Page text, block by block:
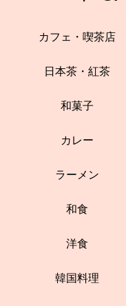
カフェ・喫茶店
日本茶・紅茶
和菓子
カレー
ラーメン
和食
洋食
韓国料理